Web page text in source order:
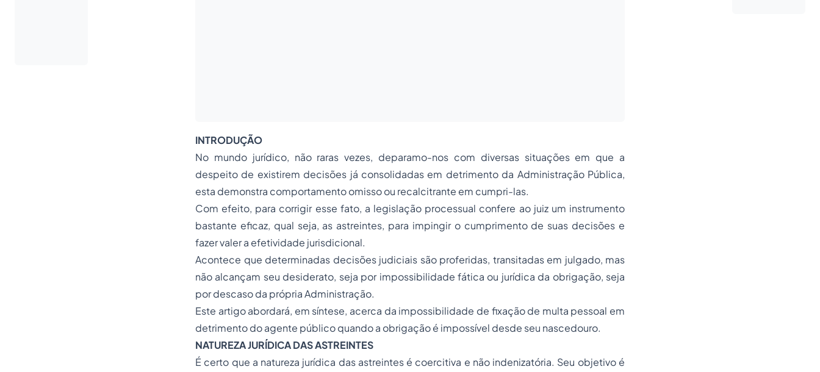
INTRODUÇÃO
No mundo jurídico, não raras vezes, deparamo-nos com diversas situações em que a
despeito de existirem decisões já consolidadas em detrimento da Administração Pública,
esta demonstra comportamento omisso ou recalcitrante em cumpri-las.
Com efeito, para corrigir esse fato, a legislação processual confere ao juiz um instrumento
bastante eficaz, qual seja, as astreintes, para impingir o cumprimento de suas decisões e
fazer valer a efetividade jurisdicional.
Acontece que determinadas decisões judiciais são proferidas, transitadas em julgado, mas
não alcançam seu desiderato, seja por impossibilidade fática ou jurídica da obrigação, seja
por descaso da própria Administração.
Este artigo abordará, em síntese, acerca da impossibilidade de fixação de multa pessoal em
detrimento do agente público quando a obrigação é impossível desde seu nascedouro.
NATUREZA JURÍDICA DASASTREINTES
É certo que a natureza jurídica das astreintes é coercitiva e não indenizatória. Seu objetivo é